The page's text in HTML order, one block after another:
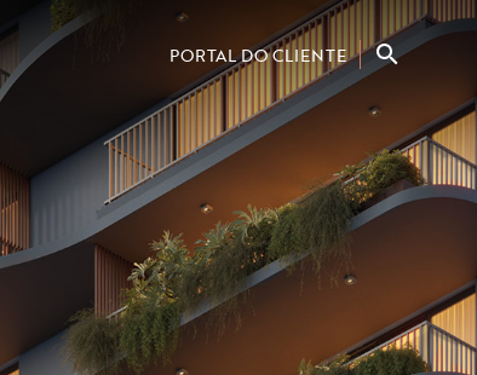
PORTAL DO CLIENTE